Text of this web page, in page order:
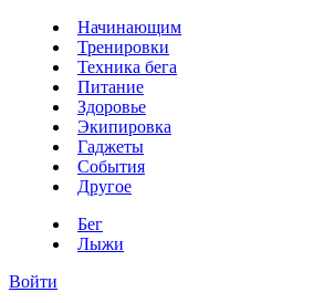
Начинающим
Тренировки
Техника бега
Питание
Здоровье
Экипировка
Гаджеты
События
Другое
Бег
Лыжи
Войти